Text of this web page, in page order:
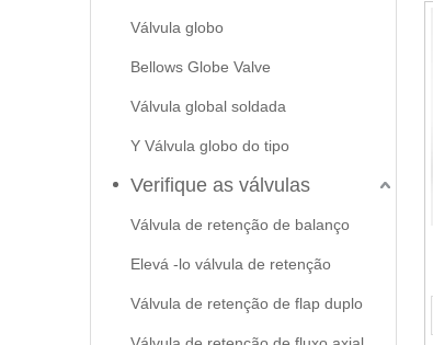
Válvula globo
Bellows Globe Valve
Válvula global soldada
Y Válvula globo do tipo
Verifique as válvulas
Válvula de retenção de balanço
Elevá -lo válvula de retenção
Válvula de retenção de flap duplo